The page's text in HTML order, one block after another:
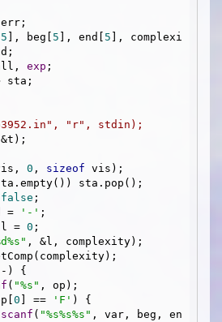
5 ], beg[ 5 ], end[ 5 ], complexi
exp
sta;
"r", stdin);
0 , sizeof vis);
sta.pop();
false ;
=
'-' ;
=
0 ;
, &l, complexity);
) {
( "%s" , op);
0 ] == 'F' ) {
scanf ( "%s%s%s" , var, beg, en